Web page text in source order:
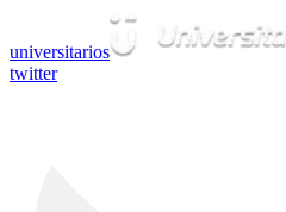
universitarios
twitter